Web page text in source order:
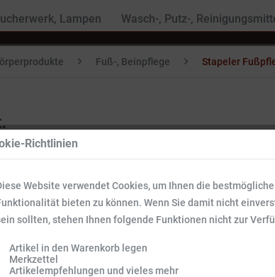
Lampen Wasch-, Putz-,
Fuß-, Beinpflege Stapeler
Richtlinien
Website verwendet Cookies, um Ihnen die bestmögliche
bieten zu können. Wenn Sie damit nicht
sollten, stehen Ihnen folgende Funktionen nicht zur
Artikel in den Warenkorb legen
Merkzettel
Artikelempfehlungen und vieles mehr